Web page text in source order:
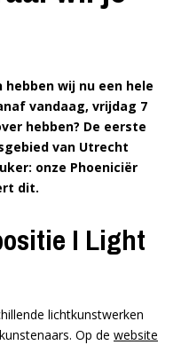
wij nu een hele
vandaag, vrijdag 7
hebben? De eerste
van Utrecht
onze Phoeniciër
dit.
I Light
lichtkunstwerken
Op de website